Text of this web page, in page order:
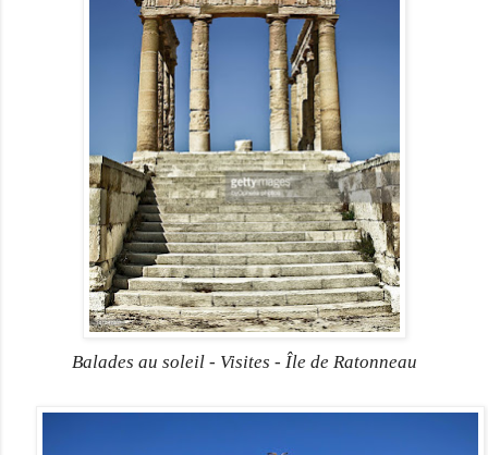
Balades au soleil - Visites - Île de Ratonneau